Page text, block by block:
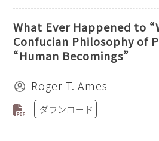
What Ever Happened to
Confucian Philosophy of
“Human Becomings”
Roger T. Ames
ダウンロード